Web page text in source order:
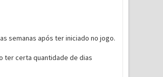
semanas após ter iniciado no jogo.
ter certa quantidade de dias